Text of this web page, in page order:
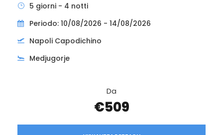
5 giorni - 4 notti
Periodo: 10/08/2026 - 14/08/2026
Napoli Capodichino
Medjugorje
Da
€509